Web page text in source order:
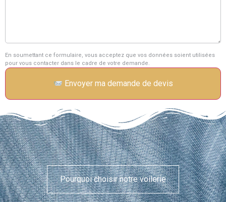
En soumettant ce formulaire, vous acceptez que vos données soient utilisées
pour vous contacter dans le cadre de votre demande.
Envoyer ma demande de devis
Pourquoi choisir notre voilerie